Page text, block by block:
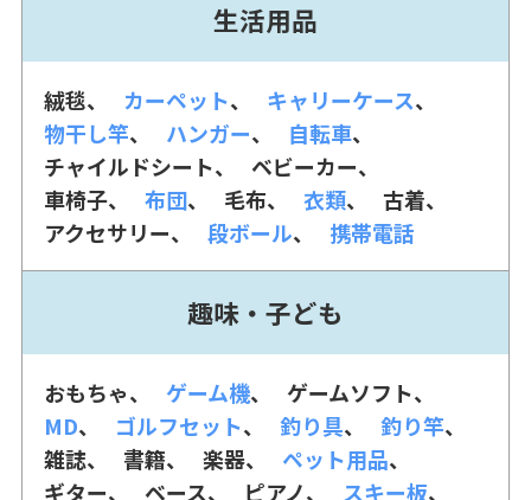
生活用品
絨毯 カーペット
キャリーケース
物干し竿
ハンガー
自転車
チャイルドシート
ベビーカー
車椅子
布団 毛布 衣類
古着
アクセサリー
段ボール 携帯電話
趣味・子ども
おもちゃ ゲーム機
ゲームソフト
MD
ゴルフセット 釣り具
釣り竿
雑誌
書籍 楽器
ペット用品
ギター
ベース ピアノ スキー板